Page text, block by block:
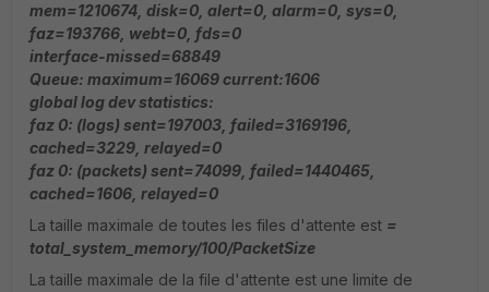
mem=1210674, disk=0, alert=0, alarm=0, sys=0,
faz=193766, webt=0, fds=0
interface-missed=68849
Queue: maximum=16069 current:1606
global log dev statistics:
faz 0: (logs) sent=197003, failed=3169196,
cached=3229, relayed=0
faz 0: (packets) sent=74099, failed=1440465,
cached=1606, relayed=0
La taille maximale de toutes les files d'attente est =
total_system_memory/100/PacketSize
La taille maximale de la file d'attente est une limite de